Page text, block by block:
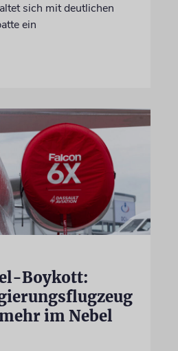
sich mit deutlichen
ein
Boykott:
im Nebel